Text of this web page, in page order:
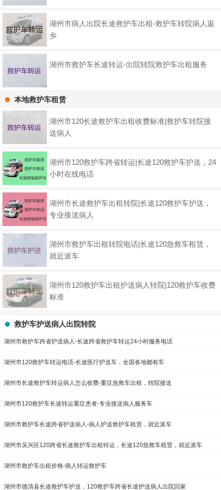
湖州市病人出院长途救护车出租-救护车转院病人返
乡
湖州市救护车长途转运-出院转院救护车出租服务
本地救护车租赁
湖州市120长途救护车出租收费标准|救护车转院接
送病人
湖州市120救护车跨省转运|长途120救护车护送，24
小时在线电话
湖州市长途救护车出租转院|长途120救护车护送，
专业接送病人
湖州市救护车出租转院电话|长途120急救车租赁，
就近派车
湖州市120救护车出租护送病人转院|120救护车收费
标准
救护车护送病人出院转院
湖州市救护车跨省护送病人-长途跨省救护车转运24小时服务电话
湖州市120救护车转运电话-长途医疗护送车，全国各地都有车
湖州市长途救护车转运病人怎么收费-重症急救车出租，转院接送
湖州市120救护车长途转运重症患者-专业接送病人服务车
湖州市救护车长途跨省护送病人-病人护送救护车租赁，就近派车
湖州市吴兴区120跨省长途救护车出租转运，长途120急救车租赁，就近派车
湖州市救护车出租价格-病人转运救护车
湖州市德清县长途救护车护送，120救护车跨省长途护送病人出院回家